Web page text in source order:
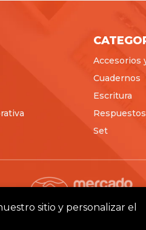
Accesorios
Cuadernos
Escritura
Respuestos
Set
sitio y personalizar el